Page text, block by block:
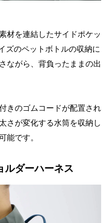
材を連結したサイドポケッ
ズのペットボトルの収納に
ながら、背負ったままの出
きのゴムコードが配置され
さが変化する水筒を収納し
能です。
ルダーハーネス